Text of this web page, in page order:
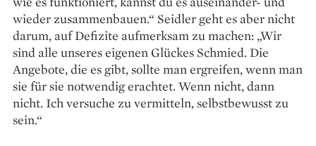
wieder zusammenbauen.“ Seidler geht es aber nicht
darum, auf Defizite aufmerksam zu machen: „Wir
sind alle unseres eigenen Glückes Schmied. Die
Angebote, die es gibt, sollte man ergreifen, wenn man
sie für sie notwendig erachtet. Wenn nicht, dann
nicht. Ich versuche zu vermitteln, selbstbewusst zu
sein.“